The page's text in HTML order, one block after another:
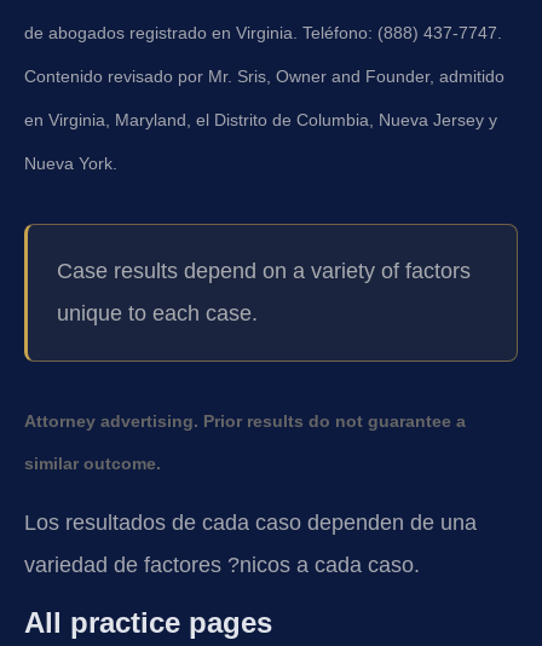
de abogados registrado en Virginia. Teléfono: (888) 437-7747.
Contenido revisado por Mr. Sris, Owner and Founder, admitido
en Virginia, Maryland, el Distrito de Columbia, Nueva Jersey y
Nueva York.
Case results depend on a variety of factors
unique to each case.
Attorney advertising. Prior results do not guarantee a
similar outcome.
Los resultados de cada caso dependen de una
variedad de factores ?nicos a cada caso.
All practice pages